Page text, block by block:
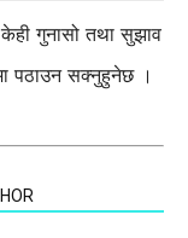
गुनासो तथा सुझाव
पठाउन सक्नुहुनेछ ।